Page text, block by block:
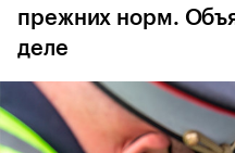
прежних норм.
деле